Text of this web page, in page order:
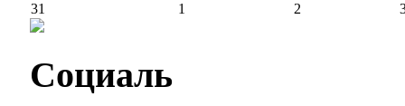
31
1 2
Социаль